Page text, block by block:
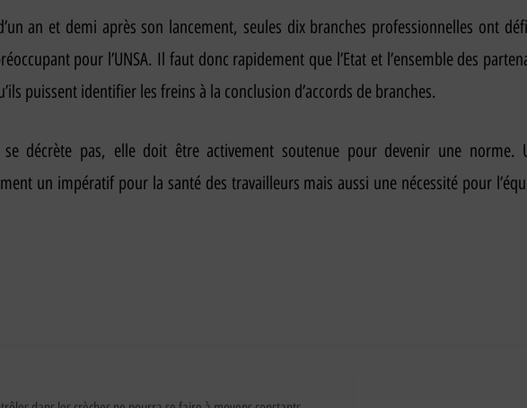
an et demi après son lancement, seules dix branches professionnelles ont
pour l’UNSA. Il faut donc rapidement que l’Etat et l’ensemble des
puissent identifier les freins à la conclusion d’accords de branches.
décrète pas, elle doit être activement soutenue pour devenir une norme.
un impératif pour la santé des travailleurs mais aussi une nécessité pour